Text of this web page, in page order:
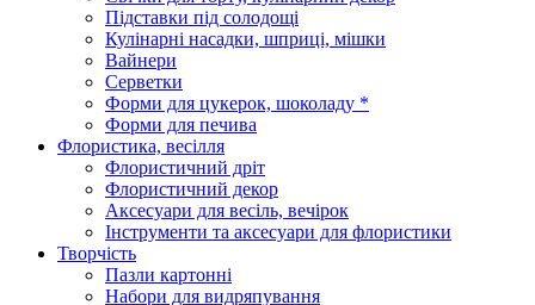
Підставки під солодощі
Кулінарні насадки, шприці, мішки
Вайнери
Серветки
Форми для цукерок, шоколаду *
Форми для печива
Флористика, весілля
Флористичний дріт
Флористичний декор
Аксесуари для весіль, вечірок
Інструменти та аксесуари для флористики
Творчість
Пазли картонні
Набори для видряпування